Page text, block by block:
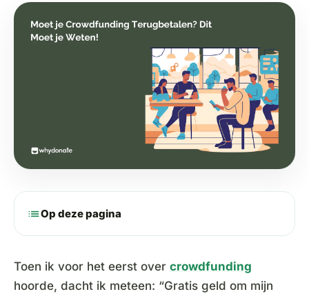
listOp deze pagina
Toen ik voor het eerst over crowdfunding
hoorde, dacht ik meteen: “Gratis geld om mijn